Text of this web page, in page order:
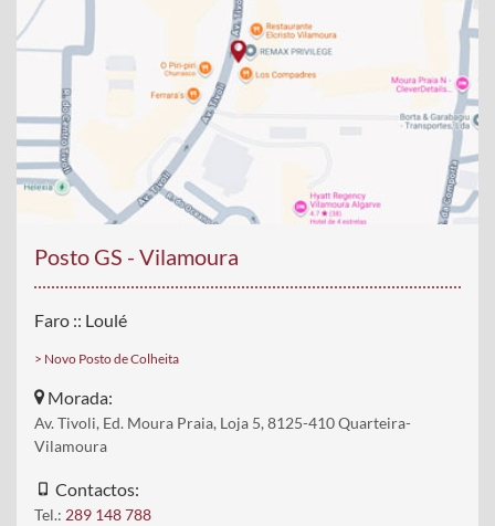
Posto GS - Vilamoura
Faro :: Loulé
> Novo Posto de Colheita
Morada:
Av. Tivoli, Ed. Moura Praia, Loja 5, 8125-410 Quarteira-
Vilamoura
Contactos:
Tel.: 289 148 788